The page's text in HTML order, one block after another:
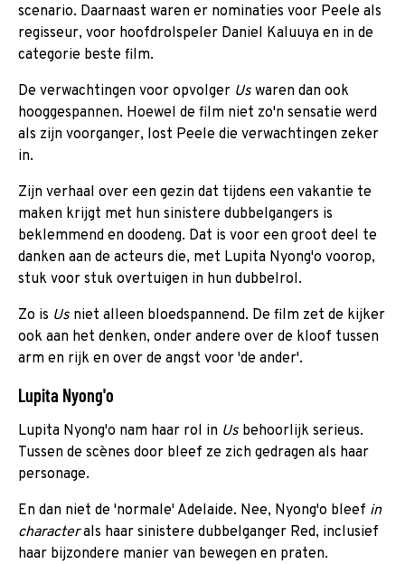
scenario. Daarnaast waren er nominaties voor Peele als
regisseur, voor hoofdrolspeler Daniel Kaluuya en in de
categorie beste film.
De verwachtingen voor opvolger Us waren dan ook
hooggespannen. Hoewel de film niet zo'n sensatie werd
als zijn voorganger, lost Peele die verwachtingen zeker
in.
Zijn verhaal over een gezin dat tijdens een vakantie te
maken krijgt met hun sinistere dubbelgangers is
beklemmend en doodeng. Dat is voor een groot deel te
danken aan de acteurs die, met Lupita Nyong'o voorop,
stuk voor stuk overtuigen in hun dubbelrol.
Zo is Us niet alleen bloedspannend. De film zet de kijker
ook aan het denken, onder andere over de kloof tussen
arm en rijk en over de angst voor 'de ander'.
Lupita Nyong'o
Lupita Nyong'o nam haar rol in Us behoorlijk serieus.
Tussen de scènes door bleef ze zich gedragen als haar
personage.
En dan niet de 'normale' Adelaide. Nee, Nyong'o bleef in
characterals haar sinistere dubbelganger Red, inclusief
haar bijzondere manier van bewegen en praten.